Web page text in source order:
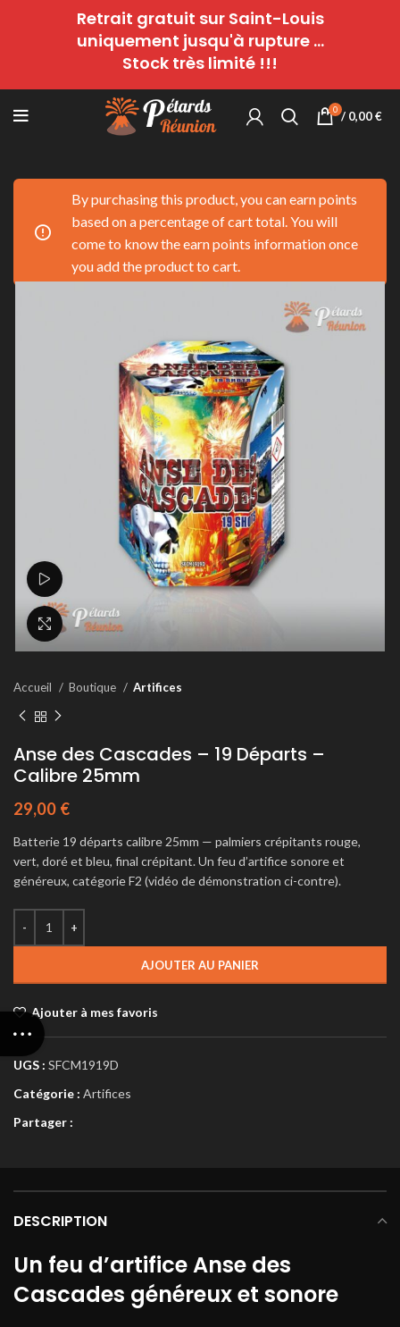
0 / 0,00€
By purchasing this product, you can earn points
based on a percentage of cart total. You will
come to know the earn points information once
you add the product to cart.
Agrandir
Accueil Boutique Artifices
Anse des Cascades – 19 Départs –
Calibre 25mm
29,00 €
Batterie 19 départs calibre 25mm — palmiers crépitants rouge,
vert, doré et bleu, final crépitant. Un feu d’artifice sonore et
généreux, catégorie F2 (vidéo de démonstration ci-contre).
AJOUTER AU PANIER
Ajouter à mes favoris
UGS : SFCM1919D
Catégorie : Artifices
Partager :
DESCRIPTION
Un feu d’artifice Anse des
Cascades généreux et sonore
Retrait gratuit sur Saint-Louis
uniquement jusqu'à rupture ...
Stock très limité !!!